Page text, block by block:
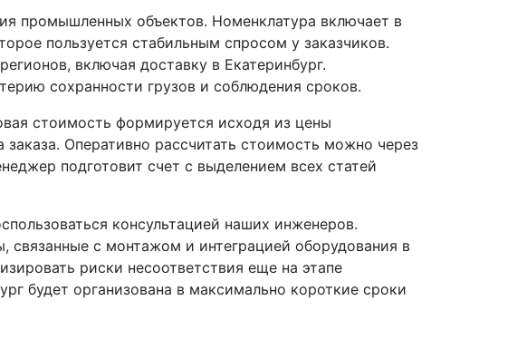
промышленных объектов. Номенклатура включает в
пользуется стабильным спросом у заказчиков.
включая доставку в Екатеринбург.
сохранности грузов и соблюдения сроков.
стоимость формируется исходя из цены
Оперативно рассчитать стоимость можно через
подготовит счет с выделением всех статей
консультацией наших инженеров.
связанные с монтажом и интеграцией оборудования в
риски несоответствия еще на этапе
будет организована в максимально короткие сроки